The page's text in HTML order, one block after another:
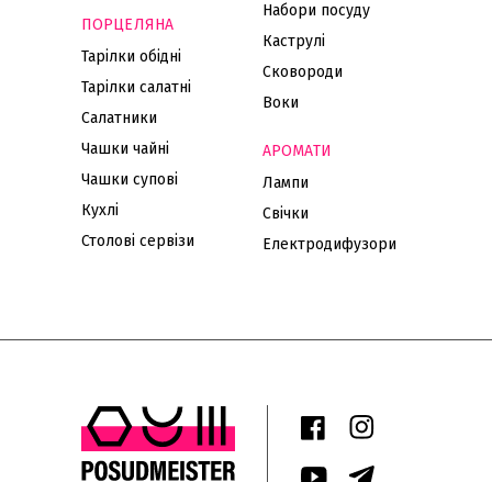
ПОРЦЕЛЯНА
Тарілки обідні
Тарілки салатні
Салатники
Чашки чайні
Чашки супові
Кухлі
Столові сервізи
Набори посуду
Каструлі
Сковороди
Воки
АРОМАТИ
Лампи
Свічки
Електродифузори